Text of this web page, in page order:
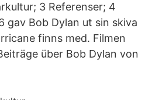
3 Referenser; 4
gav Bob Dylan ut sin skiva
finns med. Filmen
über Bob Dylan von